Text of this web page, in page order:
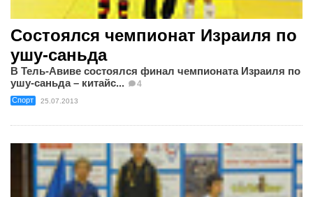
Состоялся чемпионат Израиля по
ушу-саньда
В Тель-Авиве состоялся финал чемпионата Израиля по
ушу-саньда – китайс...
4
Спорт 25.07.2013